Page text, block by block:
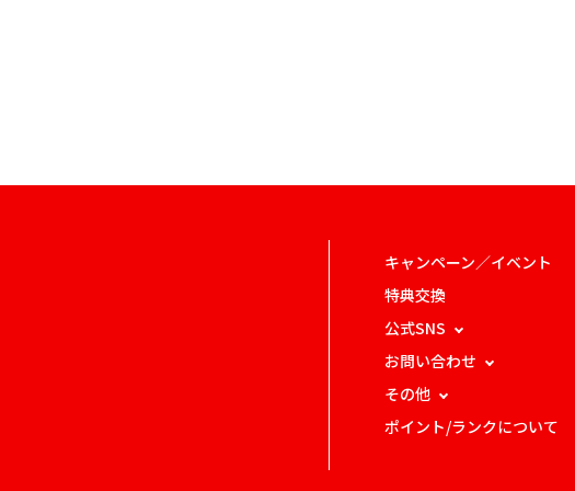
キャンペーン／イベント
特典交換
公式SNS
お問い合わせ
その他
ポイント/ランクについて